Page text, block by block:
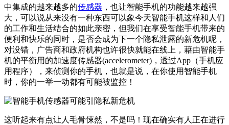
中集成的越来越多的传感器 ，也让智能手机的功能越来越强
大，可以说从来没有一种东西可以象今天智能手机这样和人们
的工作和生活结合的如此亲密，但我们在享受智能手机带来的
便利和快乐的同时，是否会成为下一个隐私泄露的新危机呢，
对没错，广告商和政府机构也许很快就能在线上，藉由智能手
机的平衡用的加速度传感器(accelerometer)，透过App（手机应
用程序），来侦测你的手机，也就是说，在你使用智能手机
时，你的一举一动都有可能被监控！
这听起来有点让人毛骨悚然，不是吗！现在确实有人正在进行